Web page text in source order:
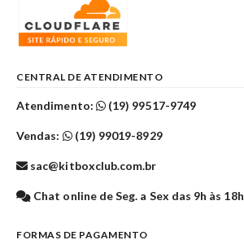
CENTRAL DE ATENDIMENTO
Atendimento: (19) 99517-9749
Vendas: (19) 99019-8929
sac@kitboxclub.com.br
Chat online de Seg. a Sex das 9h às 18h
FORMAS DE PAGAMENTO